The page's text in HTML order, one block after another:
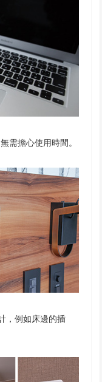
需擔心使用時間。
，例如床邊的插